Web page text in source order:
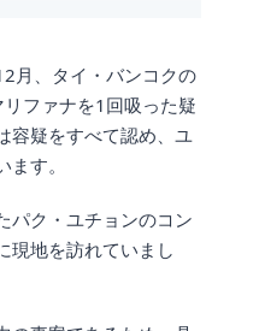
月、タイ・バンコクの
ファナを1回吸った疑
容疑をすべて認め、ユ
す。
パク・ユチョンのコン
現地を訪れていまし